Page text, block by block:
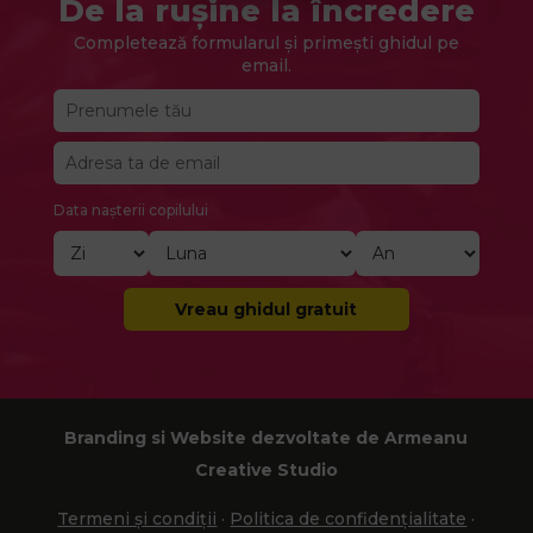
De la rușine la încredere
Completează formularul și primești ghidul pe
email.
Data nașterii copilului
Vreau ghidul gratuit
Branding si Website dezvoltate de Armeanu
Creative Studio
Termeni și condiții · Politica de confidențialitate ·